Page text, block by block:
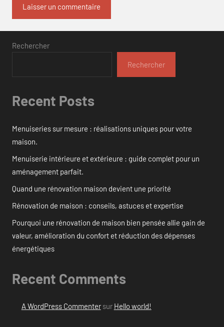
Rechercher
Rechercher
Recent Posts
Menuiseries sur mesure : réalisations uniques pour votre
maison.
Menuiserie intérieure et extérieure : guide complet pour un
aménagement parfait.
Quand une rénovation maison devient une priorité
Rénovation de maison : conseils, astuces et expertise
Pourquoi une rénovation de maison bien pensée allie gain de
valeur, amélioration du confort et réduction des dépenses
énergétiques
Recent Comments
A WordPress Commentersur Hello world!